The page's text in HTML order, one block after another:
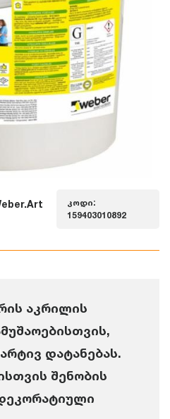
კოდი:
159403010892
აკრილის
დატანებას.
შენობის